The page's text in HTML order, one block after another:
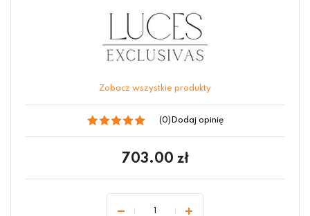
Zobacz wszystkie produkty
(0) Dodaj opinię
703.00 zł